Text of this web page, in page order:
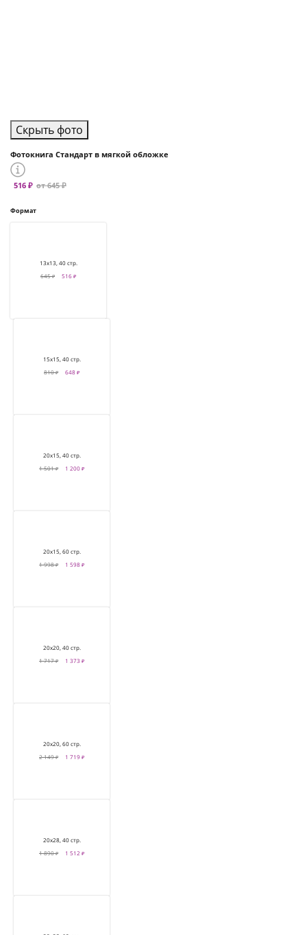
Скрыть фото
Фотокнига Стандарт в мягкой обложке
516 ₽ от 645 ₽
Формат
13х13, 40 стр.
645 ₽
516 ₽
15х15, 40 стр.
810 ₽
648 ₽
20х15, 40 стр.
1 501 ₽
1 200 ₽
20х15, 60 стр.
1 998 ₽
1 598 ₽
20х20, 40 стр.
1 717 ₽
1 373 ₽
20х20, 60 стр.
2 149 ₽
1 719 ₽
20х28, 40 стр.
1 890 ₽
1 512 ₽